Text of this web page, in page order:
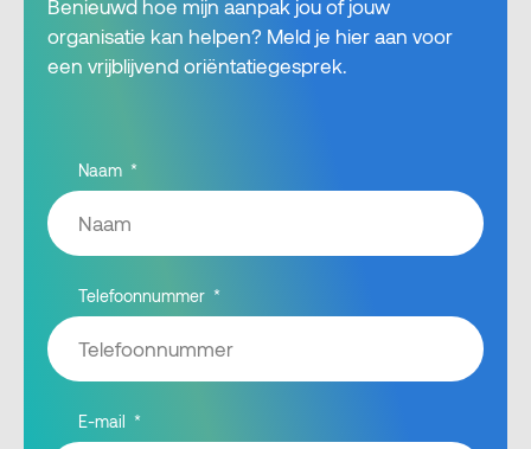
Benieuwd hoe mijn aanpak jou of jouw
organisatie kan helpen? Meld je hier aan voor
een vrijblijvend oriëntatiegesprek.
Naam
Telefoonnummer
E-mail